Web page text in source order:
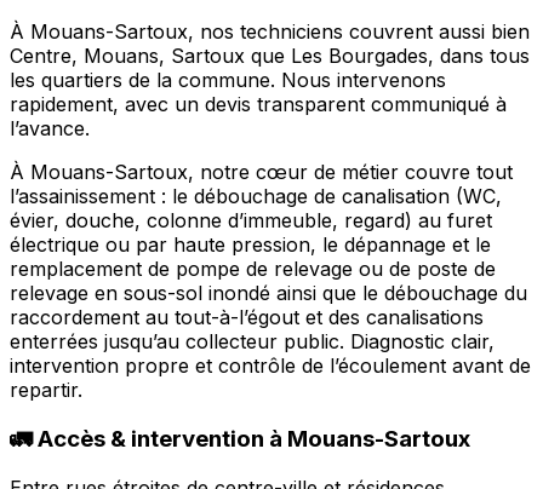
À Mouans-Sartoux, nos techniciens couvrent aussi bien
Centre, Mouans, Sartoux que Les Bourgades, dans tous
les quartiers de la commune. Nous intervenons
rapidement, avec un devis transparent communiqué à
l’avance.
À Mouans-Sartoux, notre cœur de métier couvre tout
l’assainissement : le débouchage de canalisation (WC,
évier, douche, colonne d’immeuble, regard) au furet
électrique ou par haute pression, le dépannage et le
remplacement de pompe de relevage ou de poste de
relevage en sous-sol inondé ainsi que le débouchage du
raccordement au tout-à-l’égout et des canalisations
enterrées jusqu’au collecteur public. Diagnostic clair,
intervention propre et contrôle de l’écoulement avant de
repartir.
🚛 Accès & intervention à Mouans-Sartoux